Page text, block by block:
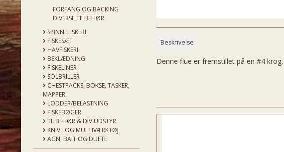
FORFANG OG BACKING
DIVERSE TILBEHØR
SPINNEFISKERI
FISKESÆT
HAVFISKERI
BEKLÆDNING
FISKELINER
SOLBRILLER
CHESTPACKS, BOKSE, TASKER,
MAPPER.
LODDER/BELASTNING
FISKEBØGER
TILBEHØR & DIV UDSTYR
KNIVE OG MULTIVÆRKTØJ
AGN, BAIT OG DUFTE
Beskrivelse
Denne flue er fremstillet på en #4 krog.